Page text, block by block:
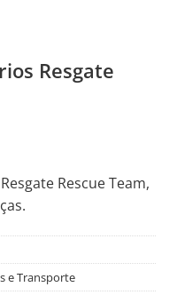
Resgate
Rescue Team,
e Transporte